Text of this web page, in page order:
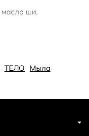
масло ши,
вызывая сухости
подходит
в интерьере
ТЕЛО Мыла